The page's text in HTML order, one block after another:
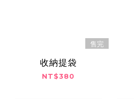
售完
收納提袋
NT$380